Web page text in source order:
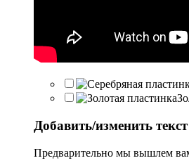
Добавить/изменить
Предварительно мы вышлем